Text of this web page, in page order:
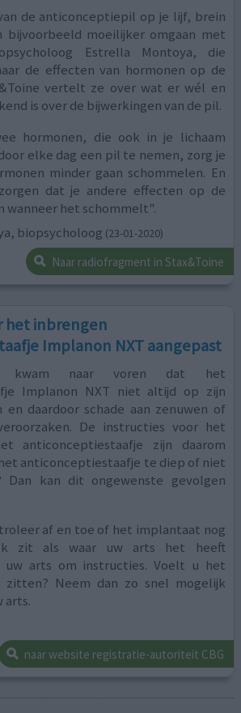
de anticonceptiepil op je lijf, brein
bijvoorbeeld moeilijker omgaan met
Estrella Montoya, die
de effecten van hormonen op de
vertelt ze over wat er wél en
is over de bijwerkingen van de pil.
hormonen, die ook in je lichaam
elke dag een pil te nemen, zorg je
minder gaan schommelen. En
dat je andere effecten op de
wanneer het schommelt".
biopsycholoog (23-01-2020)
Naar radiofragment in Stax&Toine
het inbrengen
Implanon NXT aangepast
kwam naar voren dat het
Implanon NXT niet altijd op zijn
daardoor schade aan zenuwen of
De instructies voor het
anticonceptiestaafje zijn daarom
anticonceptiestaafje te diep of niet
Dan kan dit ongewenste gevolgen
af en toe of het implantaat nog
zit als waar uw arts het heeft
uw arts om instructies. Voelt u het
Neem dan zo snel mogelijk
arts.
naar website registratie-autoriteit CBG